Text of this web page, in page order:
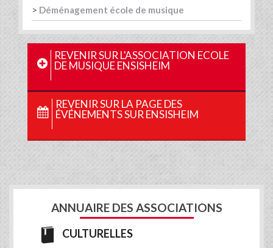
> Déménagement école de musique
REVENIR SUR L'ASSOCIATION ECOLE
DE MUSIQUE ENSISHEIM
REVENIR SUR LA PAGE DES
ÉVÉNEMENTS SUR ENSISHEIM
ANNUAIRE DES ASSOCIATIONS
CULTURELLES